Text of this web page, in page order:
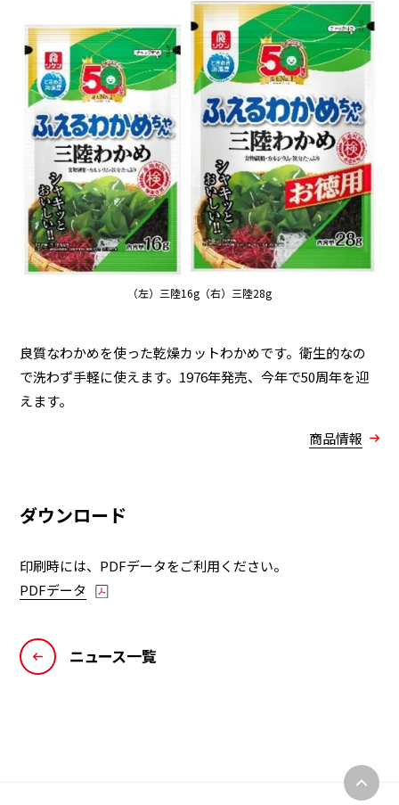
（左）三陸16g（右）三陸28g
良質なわかめを使った乾燥カットわかめです。衛生的なの
で洗わず手軽に使えます。1976年発売、今年で50周年を迎
えます。
商品情報
ダウンロード
印刷時には、PDFデータをご利用ください。
PDFデータ
ニュース一覧